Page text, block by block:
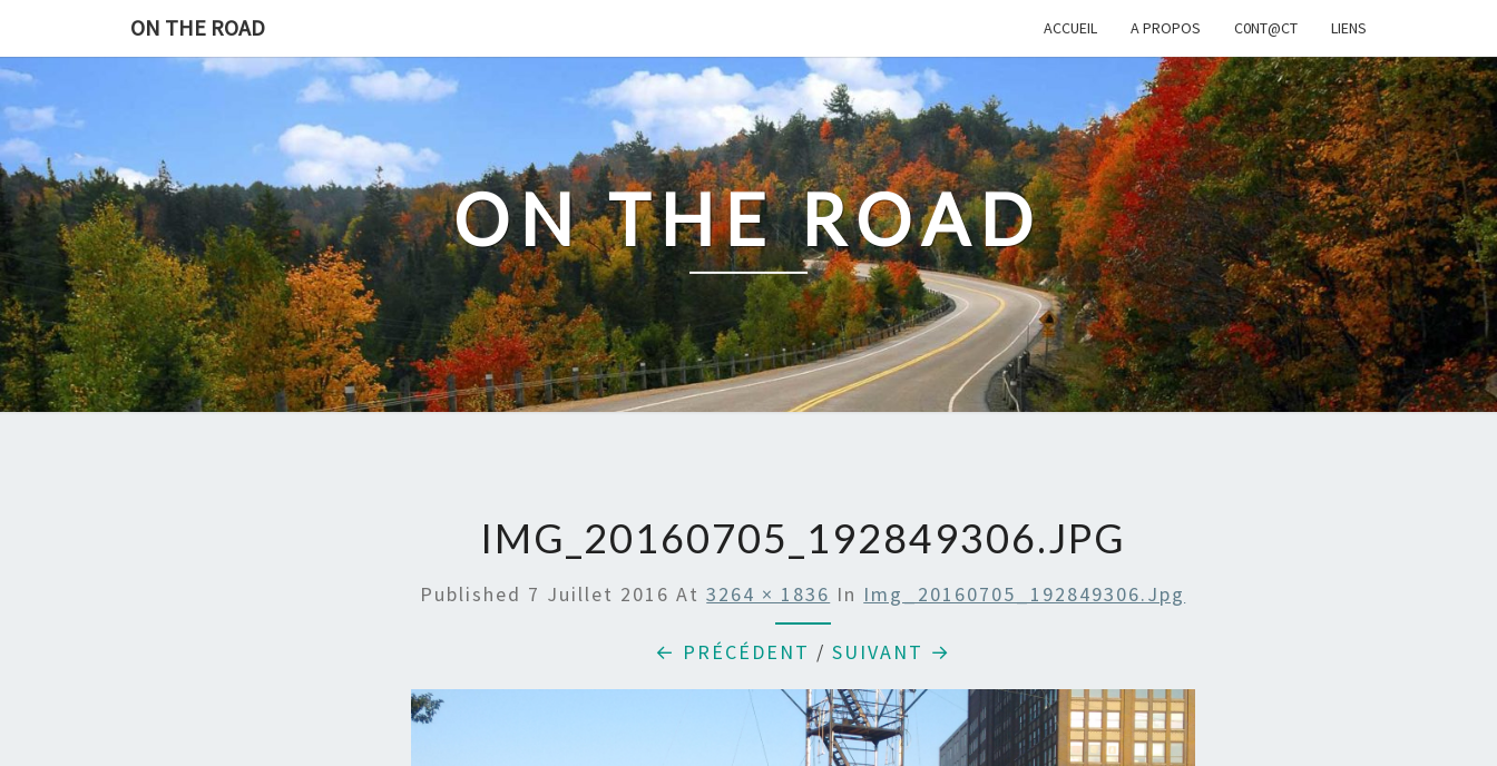
content
ON THE ROAD ACCUEIL A PROPOS C0NT@CT LIENS
ON THE ROAD
IMG_20160705_192849306.JPG
Published 7 Juillet 2016 At3264 × 1836 In Img_20160705_192849306.jpg
← PRÉCÉDENT / SUIVANT →